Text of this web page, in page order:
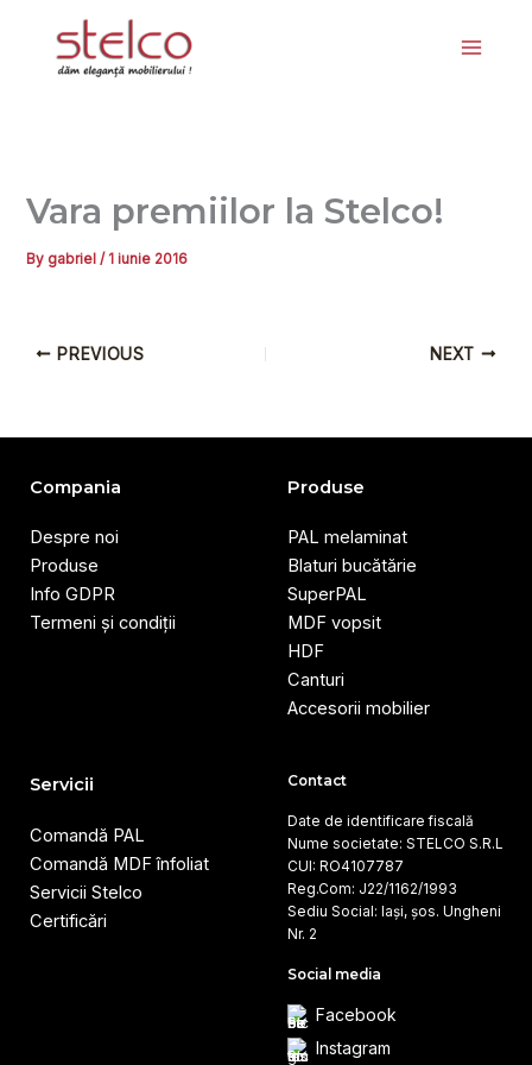
content
Vara premiilor la Stelco!
By gabriel/ 1 iunie 2016
PREVIOUS NEXT
Compania
Despre noi
Produse
Info GDPR
Termeni și condiții
Produse
PAL melaminat
Blaturi bucătărie
SuperPAL
MDF vopsit
HDF
Canturi
Accesorii mobilier
Servicii
Comandă PAL
Comandă MDF înfoliat
Servicii Stelco
Certificări
Contact
Date de identificare fiscală
Nume societate: STELCO S.R.L
CUI: RO4107787
Reg.Com: J22/1162/1993
Sediu Social: Iași, șos. Ungheni
Nr. 2
Social media
Facebook
Instagram